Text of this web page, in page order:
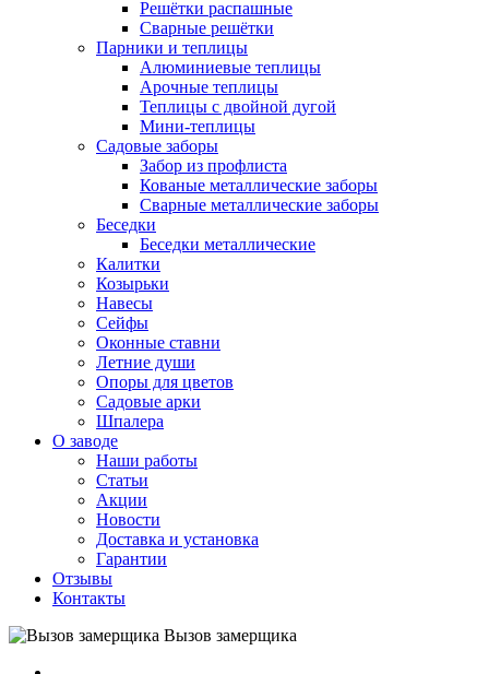
Решётки распашные
Сварные решётки
Парники и теплицы
Алюминиевые теплицы
Арочные теплицы
Теплицы с двойной дугой
Мини-теплицы
Садовые заборы
Забор из профлиста
Кованые металлические заборы
Сварные металлические заборы
Беседки
Беседки металлические
Калитки
Козырьки
Навесы
Сейфы
Оконные ставни
Летние души
Опоры для цветов
Садовые арки
Шпалера
О заводе
Наши работы
Статьи
Акции
Новости
Доставка и установка
Гарантии
Отзывы
Контакты
Вызов замерщика